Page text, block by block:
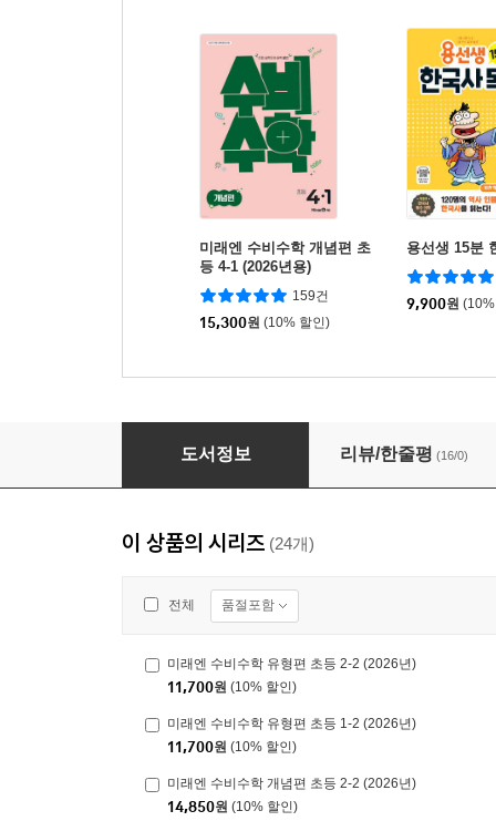
미래엔 수비수학 개념편 초
등 4-1 (2026년용)
159건
15,300원 (10% 할인)
용선생 15분
9,900원
미래엔 수비수학 개념편 초등 2-2 (2026년)
도서정보 리뷰/한줄평 (16/0)
이 상품의 시리즈 (24개)
전체 품절포함
미래엔 수비수학 유형편 초등 2-2 (2026년)
11,700원 (10% 할인)
미래엔 수비수학 유형편 초등 1-2 (2026년)
11,700원 (10% 할인)
미래엔 수비수학 개념편 초등 2-2 (2026년)
14,850원 (10% 할인)